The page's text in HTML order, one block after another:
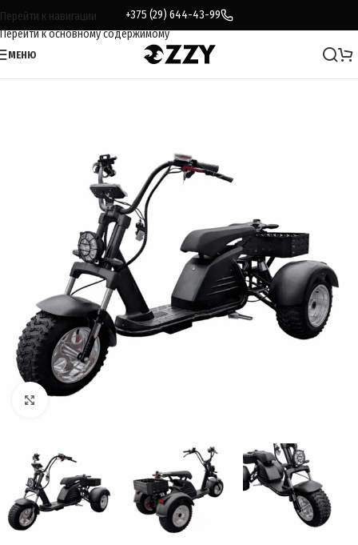
Перейти к навигации
Перейти к основному содержимому
+375 (29) 644-43-99
МЕНЮ
Нажмите, чтобы увеличить